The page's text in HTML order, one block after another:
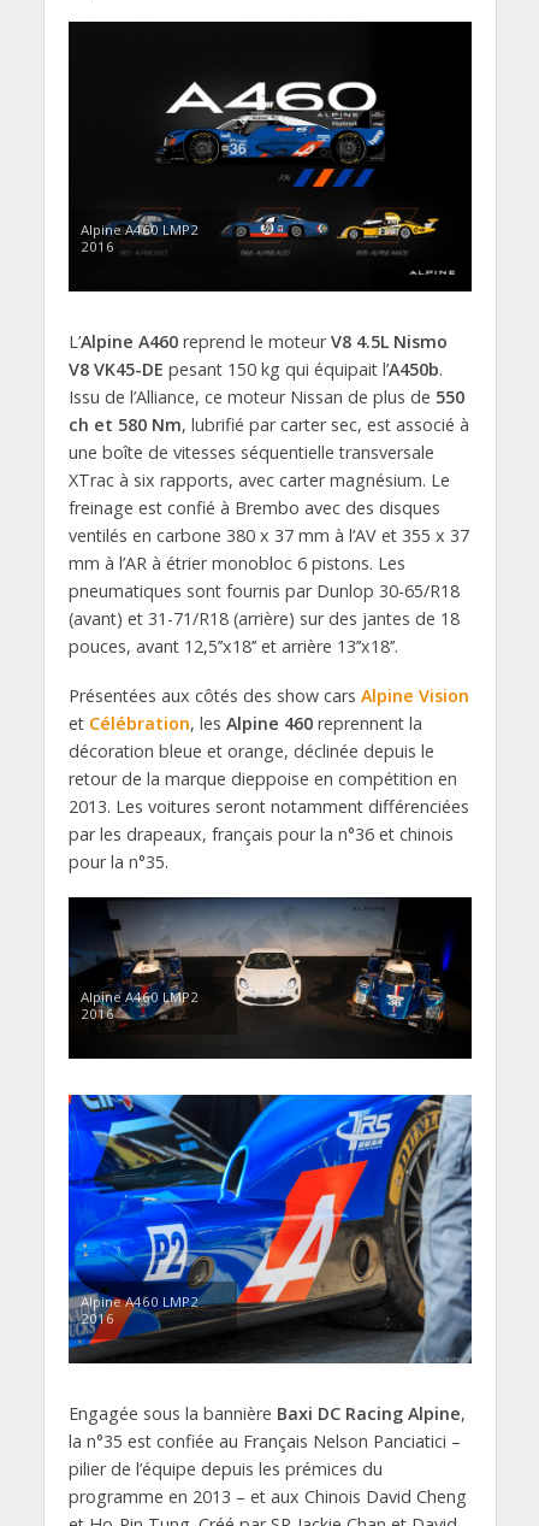
Alpine A460 LMP2
2016
L’Alpine A460reprend le moteurV8 4.5L Nismo
V8 VK45-DE pesant 150 kg qui équipait l’A450b.
Issu de l’Alliance, ce moteur Nissan de plus de 550
ch et 580 Nm, lubrifié par carter sec, est associé à
une boîte de vitesses séquentielle transversale
XTrac à six rapports, avec carter magnésium. Le
freinage est confié à Brembo avec des disques
ventilés en carbone 380 x 37 mm à l’AV et 355 x 37
mm à l’AR à étrier monobloc 6 pistons. Les
pneumatiques sont fournis par Dunlop 30-65/R18
(avant) et 31-71/R18 (arrière) sur des jantes de 18
pouces, avant 12,5’’x18’’ et arrière 13’’x18’’.
Présentées aux côtés des show cars Alpine Vision
et Célébration, les Alpine 460reprennent la
décoration bleue et orange, déclinée depuis le
retour de la marque dieppoise en compétition en
2013. Les voitures seront notamment différenciées
par les drapeaux, français pour la n°36 et chinois
pour la n°35.
Alpine A460 LMP2
2016
Alpine A460 LMP2
2016
Engagée sous la bannière Baxi DC Racing Alpine,
la n°35 est confiée au Français Nelson Panciatici –
pilier de l’équipe depuis les prémices du
programme en 2013 – et aux Chinois David Cheng